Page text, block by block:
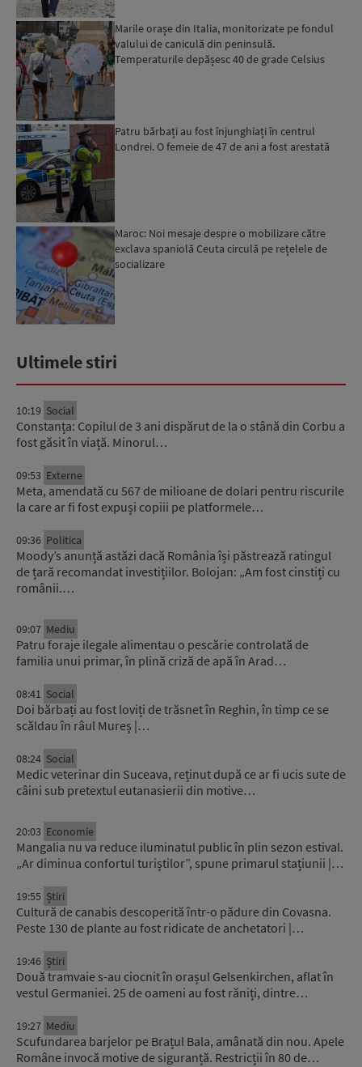
Marile orașe din Italia, monitorizate pe fondul
valului de caniculă din peninsulă.
Temperaturile depășesc 40 de grade Celsius
Patru bărbați au fost înjunghiați în centrul
Londrei. O femeie de 47 de ani a fost arestată
Maroc: Noi mesaje despre o mobilizare către
exclava spaniolă Ceuta circulă pe rețelele de
socializare
Ultimele stiri
10:19 Social
Constanța: Copilul de 3 ani dispărut de la o stână din Corbu a
fost găsit în viață. Minorul…
09:53 Externe
Meta, amendată cu 567 de milioane de dolari pentru riscurile
la care ar fi fost expuși copiii pe platformele…
09:36 Politica
Moody’s anunță astăzi dacă România își păstrează ratingul
de țară recomandat investițiilor. Bolojan: „Am fost cinstiți cu
românii.…
09:07 Mediu
Patru foraje ilegale alimentau o pescărie controlată de
familia unui primar, în plină criză de apă în Arad…
08:41 Social
Doi bărbați au fost loviți de trăsnet în Reghin, în timp ce se
scăldau în râul Mureș |…
08:24 Social
Medic veterinar din Suceava, reținut după ce ar fi ucis sute de
câini sub pretextul eutanasierii din motive…
20:03 Economie
Mangalia nu va reduce iluminatul public în plin sezon estival.
„Ar diminua confortul turiștilor”, spune primarul stațiunii |…
19:55 Știri
Cultură de canabis descoperită într-o pădure din Covasna.
Peste 130 de plante au fost ridicate de anchetatori |…
19:46 Știri
Două tramvaie s-au ciocnit în orașul Gelsenkirchen, aflat în
vestul Germaniei. 25 de oameni au fost răniți, dintre…
19:27 Mediu
Scufundarea barjelor pe Brațul Bala, amânată din nou. Apele
Române invocă motive de siguranță. Restricții în 80 de…